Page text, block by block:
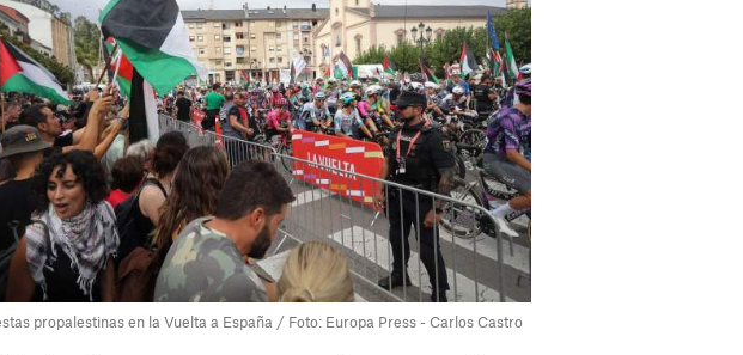
propalestinas en la Vuelta a España / Foto: Europa Press - Carlos Castro